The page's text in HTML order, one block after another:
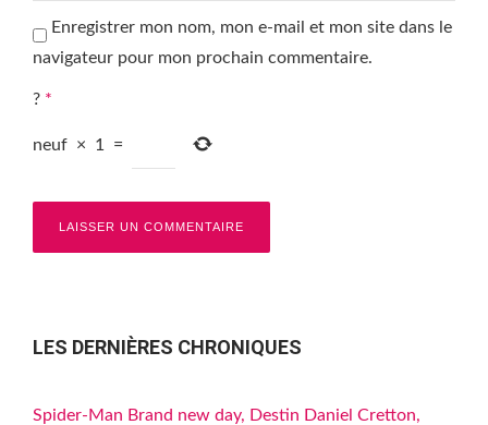
Enregistrer mon nom, mon e-mail et mon site dans le
navigateur pour mon prochain commentaire.
? *
neuf × 1 =
LES DERNIÈRES CHRONIQUES
Spider-Man Brand new day, Destin Daniel Cretton,